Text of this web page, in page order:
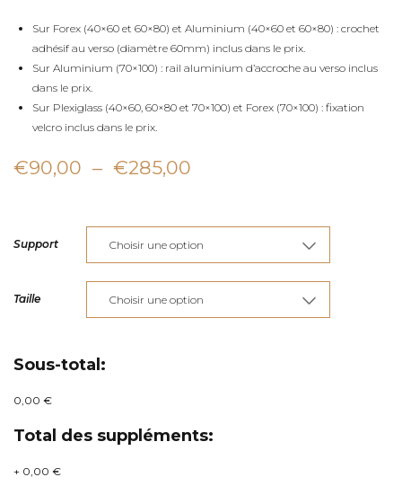
Sur Forex (40×60 et 60×80) et Aluminium (40×60 et 60×80) : crochet
adhésif au verso (diamètre 60mm) inclus dans le prix.
Sur Aluminium (70×100) : rail aluminium d’accroche au verso inclus
dans le prix.
Sur Plexiglass (40×60, 60×80 et 70×100) et Forex (70×100) : fixation
velcro inclus dans le prix.
€90,00 – €285,00
prix :
€90,00
à
€285,00
Support
Taille
Sous-total:
0,00 €
Total des suppléments:
+ 0,00 €